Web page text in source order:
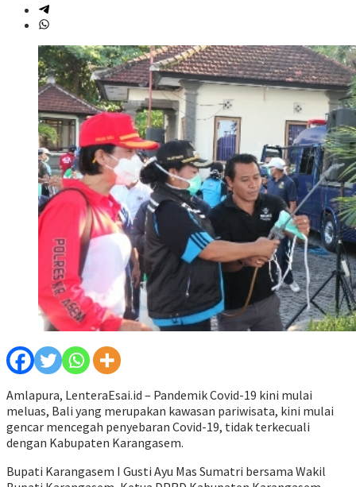
Amlapura, LenteraEsai.id – Pandemik Covid-19 kini mulai
meluas, Bali yang merupakan kawasan pariwisata, kini mulai
gencar mencegah penyebaran Covid-19, tidak terkecuali
dengan Kabupaten Karangasem.
Bupati Karangasem I Gusti Ayu Mas Sumatri bersama Wakil